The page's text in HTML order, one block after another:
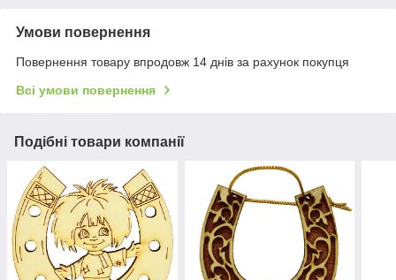
Умови повернення
Повернення товару впродовж 14 днів за рахунок покупця
Всі умови повернення
Подібні товари компанії